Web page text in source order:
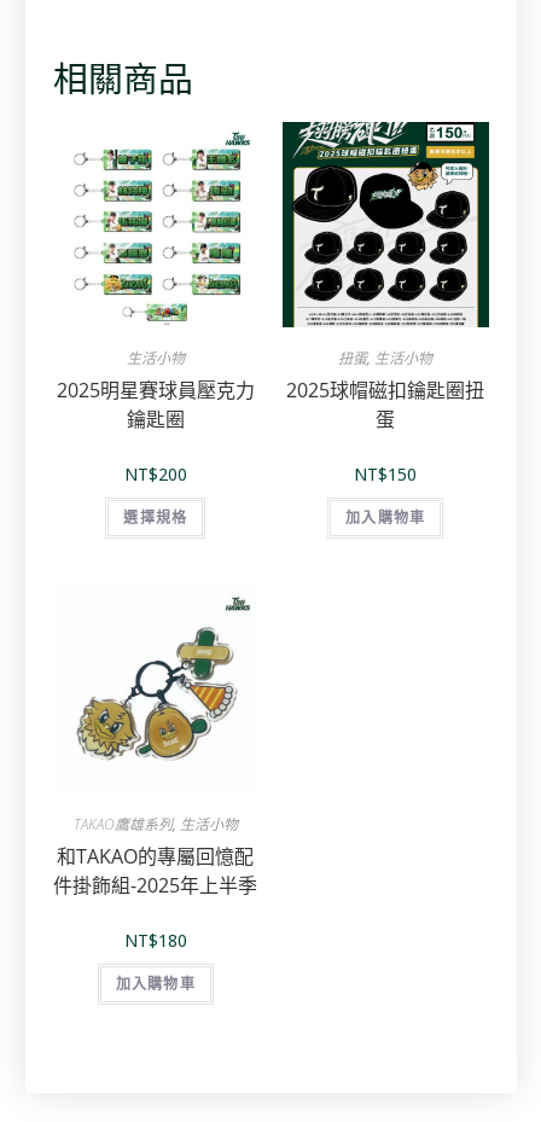
相關商品
生活小物
2025明星賽球員壓克力
鑰匙圈
NT$200
選擇規格
扭蛋, 生活小物
2025球帽磁扣鑰匙圈扭
蛋
NT$150
加入購物車
TAKAO鷹雄系列, 生活小物
和TAKAO的專屬回憶配
件掛飾組-2025年上半季
NT$180
加入購物車